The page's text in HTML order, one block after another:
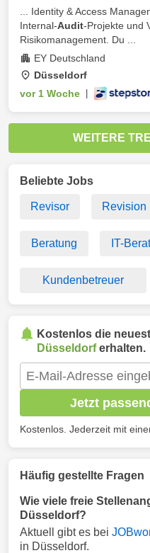
... Identity & Access
Internal-Audit-Projekte und
Risikomanagement. Du ...
EY Deutschland
Düsseldorf
vor 1 Woche
WEITERE
Beliebte Jobs
Revisor Revision
Beratung IT-
Kundenbetreuer
Kostenlos die
Düsseldorferhalten.
Jetzt
Kostenlos. Jederzeit mit
Häufig gestellte Fragen
Wie viele freie
Düsseldorf?
Aktuell gibt es bei
in Düsseldorf.